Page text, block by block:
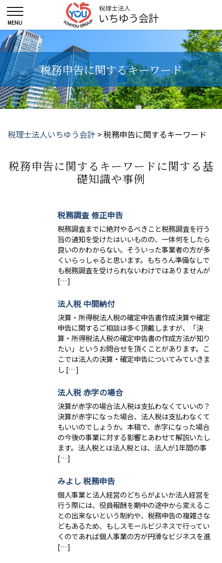
税務申告に関するキーワード
税理士法人いちゆう会計 >税務申告に関するキーワード
税務申告に関するキーワードに関する基
礎知識や事例
税務調査 修正申告
税務調査までに絶対やるべきこと税務調査を行う
旨の通知を受けたはいいものの、一体何をしたら
良いのかわからない。そういった事業者の方が多
くいらっしゃると思います。もちろん準備なしで
も税務調査を受けられないわけではありませんが
[…]
法人税 中間納付
決算・所得税法人税の確定申告書作成決算や確定
申告に関するご相談は多く頂戴しますが、「決
算・所得税法人税の確定申告書の作成方法が知り
たい」というお問合せを頂くことがあります。こ
こでは法人の決算・確定申告についてみていきま
し […]
法人税 赤字の場合
決算が赤字の場合法人税は支払わなくていいの？
決算が赤字になった場合、法人税は支払わなくて
もいいのでしょうか。本稿で、赤字になった場合
の今後の事業に対する影響とあわせて解説いたし
ます。法人税とは法人税とは、法人が1年間の事
[…]
みよし 税務申告
個人事業と法人経営のどちらがよいか法人経営を
行う際には、役員報酬を期中の途中から変えるこ
との出来ないという制約や、税務申告の複雑さな
どもあるため、もしスモールビジネスで行ってい
くのであれば個人事業の方が円滑なビジネスを進
[…]